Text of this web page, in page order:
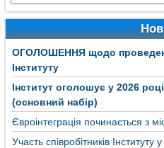
ОГОЛОШЕННЯ щодо
Інституту
Інститут оголошує у 2026
(основний набір)
Євроінтеграція починається з
Участь співробітників